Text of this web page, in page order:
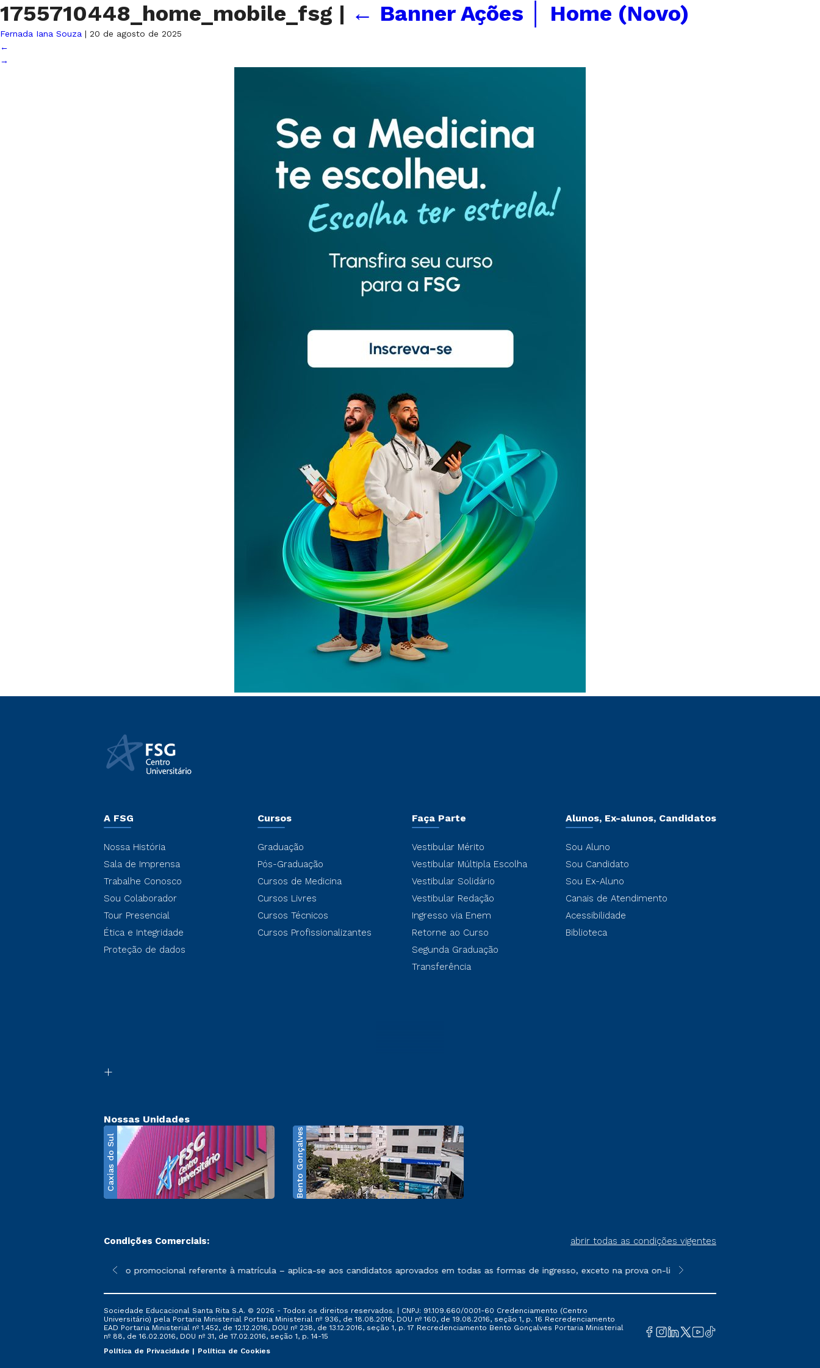
1755710448_home_mobile_fsg | ← Banner Ações │ Home (Novo)
Fernada Iana Souza | 20 de agosto de 2025
←
→
A FSG
Nossa História
Sala de Imprensa
Trabalhe Conosco
Sou Colaborador
Tour Presencial
Ética e Integridade
Proteção de dados
Cursos
Graduação
Pós-Graduação
Cursos de Medicina
Cursos Livres
Cursos Técnicos
Cursos Profissionalizantes
Faça Parte
Vestibular Mérito
Vestibular Múltipla Escolha
Vestibular Solidário
Vestibular Redação
Ingresso via Enem
Retorne ao Curso
Segunda Graduação
Transferência
Alunos, Ex-alunos, Candidatos
Sou Aluno
Sou Candidato
Sou Ex-Aluno
Canais de Atendimento
Acessibilidade
Biblioteca
Nossas Unidades
Caxias do Sul Bento Gonçalves
Condições Comerciais: abrir todas as condições vigentes
sofrer alterações nos períodos de rematrícula conforme exposto no contrato de prestação de serviços.
*A condição promocional referente à matrícula – aplica-se aos candidatos aprovados em todas as formas de ingresso, exceto na prova on-line ou agendada, que ofertam
**Semipresencial é um formato do
Sociedade Educacional Santa Rita S.A. © 2026 - Todos os direitos reservados. | CNPJ: 91.109.660/0001-60 Credenciamento (Centro
Universitário) pela Portaria Ministerial Portaria Ministerial nº 936, de 18.08.2016, DOU nº 160, de 19.08.2016, seção 1, p. 16 Recredenciamento
EAD Portaria Ministerial nº 1.452, de 12.12.2016, DOU nº 238, de 13.12.2016, seção 1, p. 17 Recredenciamento Bento Gonçalves Portaria Ministerial
nº 88, de 16.02.2016, DOU nº 31, de 17.02.2016, seção 1, p. 14-15
Política de Privacidade
Política de Cookies